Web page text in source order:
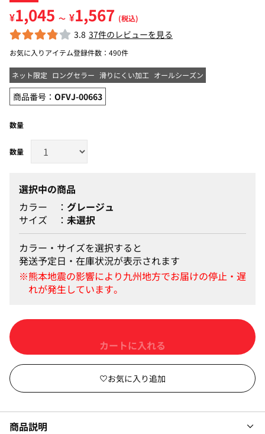
¥1,045 ～ ¥1,567 (税込)
3.8 37件のレビューを見る
お気に入りアイテム登録件数： 490件
ネット限定 ロングセラー 滑りにくい加工 オールシーズン
商品番号： OFVJ-00663
数量
選択中の商品
カラー
グレージュ
サイズ
未選択
カラー・サイズを選択すると
発送予定日・在庫状況が表示されます
商品説明